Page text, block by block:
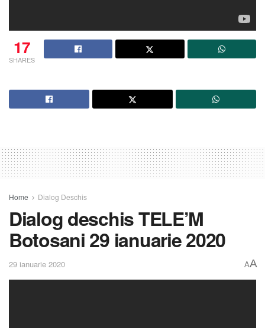
17
SHARES
Home Dialog Deschis
Dialog deschis TELE’M
Botosani 29 ianuarie 2020
29 ianuarie 2020 AA